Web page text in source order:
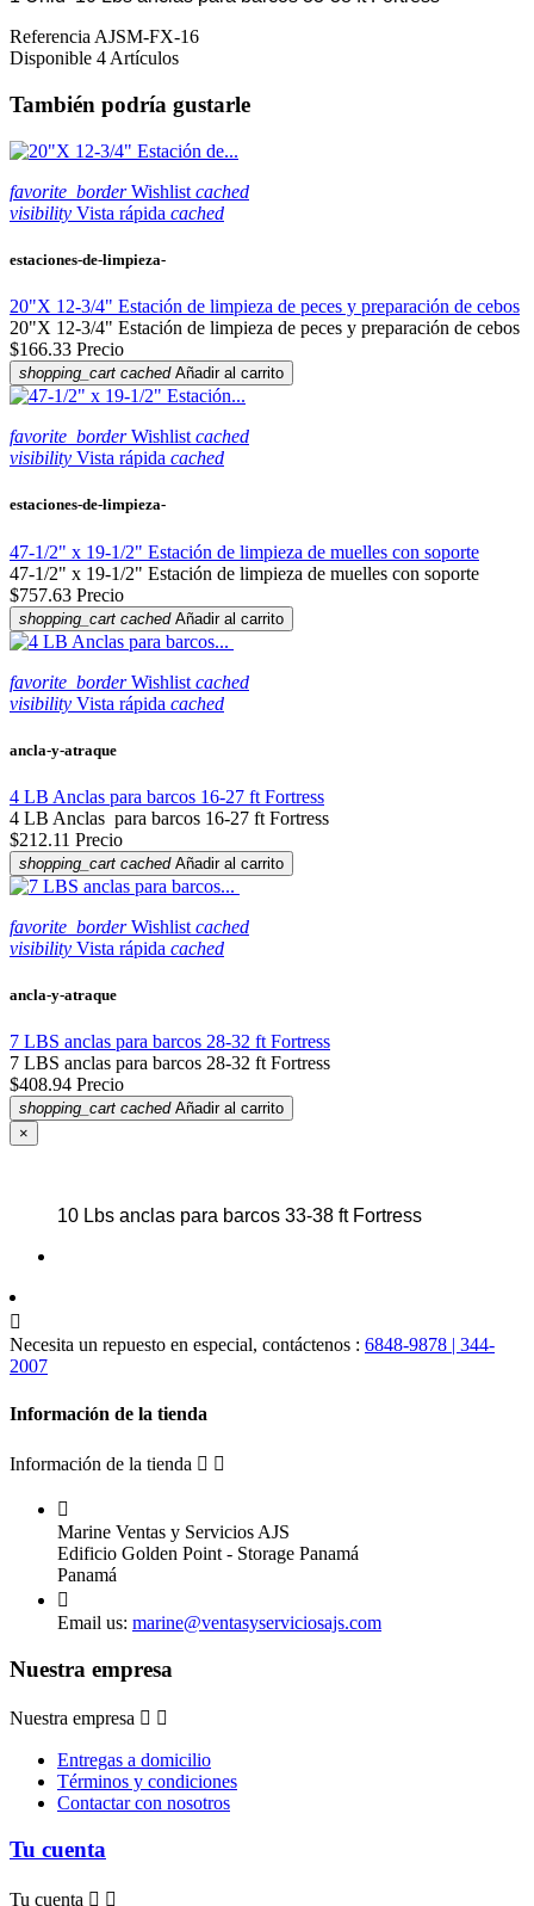
ReferenciaAJSM-FX-16
Disponible 4 Artículos
También podría gustarle
favorite_border Wishlist cached
visibility Vista rápida cached
estaciones-de-limpieza-
20"X 12-3/4" Estación de limpieza de peces y preparación de cebos
20"X 12-3/4" Estación de limpieza de peces y preparación de cebos
$166.33 Precio
shopping_cart cached Añadir al carrito
favorite_border Wishlist cached
visibility Vista rápida cached
estaciones-de-limpieza-
47-1/2" x 19-1/2" Estación de limpieza de muelles con soporte
47-1/2" x 19-1/2" Estación de limpieza de muelles con soporte
$757.63 Precio
shopping_cart cached Añadir al carrito
favorite_border Wishlist cached
visibility Vista rápida cached
ancla-y-atraque
4 LB Anclas para barcos 16-27 ft Fortress
4 LB Anclas para barcos 16-27 ft Fortress
$212.11 Precio
shopping_cart cached Añadir al carrito
favorite_border Wishlist cached
visibility Vista rápida cached
ancla-y-atraque
7 LBS anclas para barcos 28-32 ft Fortress
7 LBS anclas para barcos 28-32 ft Fortress
$408.94 Precio
shopping_cart cached Añadir al carrito
×
10 Lbs anclas para barcos 33-38 ft Fortress

Necesita un repuesto en especial, contáctenos : 6848-9878 | 344-
2007
Información de la tienda
Información de la tienda  

Marine Ventas y Servicios AJS
Edificio Golden Point - Storage Panamá
Panamá

Email us: marine@ventasyserviciosajs.com
Nuestra empresa
Nuestra empresa  
Entregas a domicilio
Términos y condiciones
Contactar con nosotros
Tu cuenta
Tu cuenta  